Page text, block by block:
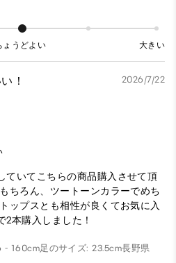
ょうどよい 大きい
！ 2026/7/22
ていてこちらの商品購入させて頂
ちろん、ツートーンカラーでめち
ップスとも相性が良くてお気に入
2本購入しました！
- 160cm足のサイズ: 23.5cm長野県